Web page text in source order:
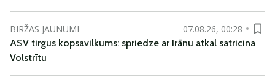
BIRŽAS JAUNUMI
07.08.26, 00:28
ASV tirgus kopsavilkums: spriedze ar Irānu atkal satricina
Volstrītu